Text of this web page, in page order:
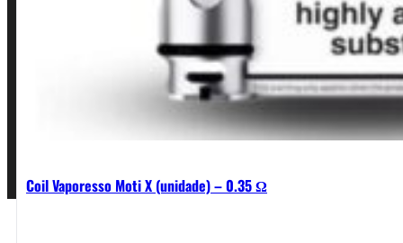
Coil Vaporesso Moti X (unidade) – 0.35 Ω